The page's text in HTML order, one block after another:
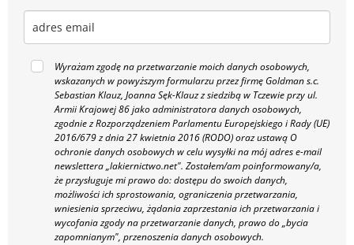
Wyrażam zgodę na przetwarzanie moich danych osobowych,
wskazanych w powyższym formularzu przez firmę Goldman s.c.
Sebastian Klauz, Joanna Sęk-Klauz z siedzibą w Tczewie przy ul.
Armii Krajowej 86 jako administratora danych osobowych,
zgodnie z Rozporządzeniem Parlamentu Europejskiego i Rady (UE)
2016/679 z dnia 27 kwietnia 2016 (RODO) oraz ustawą O
ochronie danych osobowych w celu wysyłki na mój adres e-mail
newslettera „lakiernictwo.net". Zostałem/am poinformowany/a,
że przysługuje mi prawo do: dostępu do swoich danych,
możliwości ich sprostowania, ograniczenia przetwarzania,
wniesienia sprzeciwu, żądania zaprzestania ich przetwarzania i
wycofania zgody na przetwarzanie danych, prawo do „bycia
zapomnianym", przenoszenia danych osobowych.